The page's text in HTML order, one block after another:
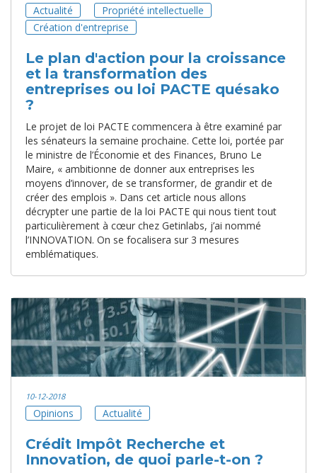
Actualité
Propriété intellectuelle
Création d'entreprise
Le plan d'action pour la croissance
et la transformation des
entreprises ou loi PACTE quésako
?
Le projet de loi PACTE commencera à être examiné par
les sénateurs la semaine prochaine. Cette loi, portée par
le ministre de l’Économie et des Finances, Bruno Le
Maire, « ambitionne de donner aux entreprises les
moyens d’innover, de se transformer, de grandir et de
créer des emplois ». Dans cet article nous allons
décrypter une partie de la loi PACTE qui nous tient tout
particulièrement à cœur chez Getinlabs, j’ai nommé
l’INNOVATION. On se focalisera sur 3 mesures
emblématiques.
10-12-2018
Opinions Actualité
Crédit Impôt Recherche et
Innovation, de quoi parle-t-on ?